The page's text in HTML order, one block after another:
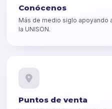
Conócenos
Más de medio siglo apoyando
la UNISON.
Puntos de venta